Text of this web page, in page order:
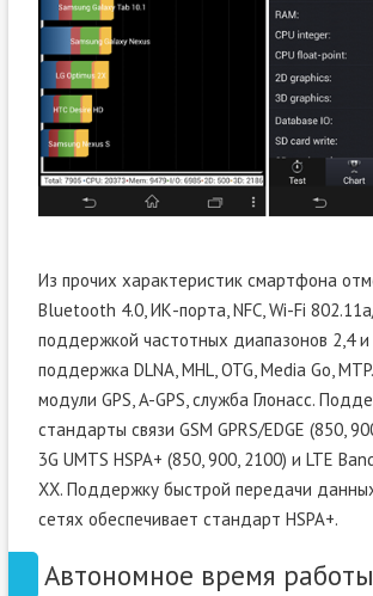
Из прочих характеристик смартфона
Bluetooth 4.0, ИК-порта, NFC, Wi-Fi
поддержкой частотных диапазонов 2,4 и
поддержка DLNA, MHL, OTG, Media Go,
модули GPS, A-GPS, служба Глонасс.
стандарты связи GSM GPRS/EDGE (850,
3G UMTS HSPA+ (850, 900, 2100) и LTE
XX. Поддержку быстрой передачи
сетях обеспечивает стандарт HSPA+.
Автономное время работы